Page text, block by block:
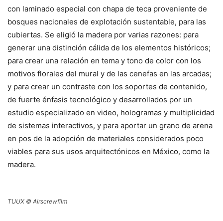
con laminado especial con chapa de teca proveniente de
bosques nacionales de explotación sustentable, para las
cubiertas. Se eligió la madera por varias razones: para
generar una distinción cálida de los elementos históricos;
para crear una relación en tema y tono de color con los
motivos florales del mural y de las cenefas en las arcadas;
y para crear un contraste con los soportes de contenido,
de fuerte énfasis tecnológico y desarrollados por un
estudio especializado en video, hologramas y multiplicidad
de sistemas interactivos, y para aportar un grano de arena
en pos de la adopción de materiales considerados poco
viables para sus usos arquitectónicos en México, como la
madera.
TUUX © Airscrewfilm